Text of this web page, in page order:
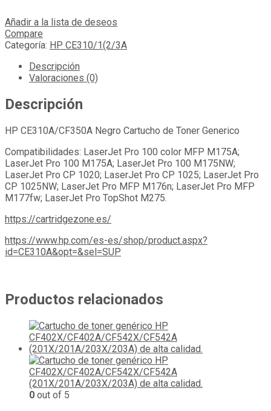
Añadir a la lista de deseos
Compare
Categoría: HP CE310/1(2/3A
Descripción
Valoraciones (0)
Descripción
HP CE310A/CF350A Negro Cartucho de Toner Generico
Compatibilidades: LaserJet Pro 100 color MFP M175A;
LaserJet Pro 100 M175A; LaserJet Pro 100 M175NW;
LaserJet Pro CP 1020; LaserJet Pro CP 1025; LaserJet Pro
CP 1025NW; LaserJet Pro MFP M176n; LaserJet Pro MFP
M177fw; LaserJet Pro TopShot M275.
https://cartridgezone.es/
https://www.hp.com/es-es/shop/product.aspx?
id=CE310A&opt=&sel=SUP
Productos relacionados
0 out of 5